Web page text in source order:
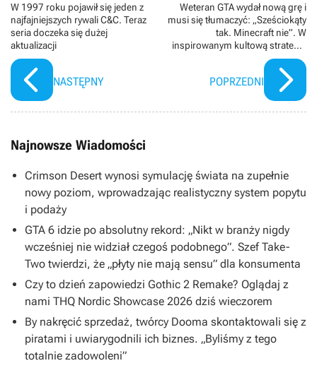
W 1997 roku pojawił się jeden z
najfajniejszych rywali C&C. Teraz
seria doczeka się dużej
aktualizacji
NASTĘPNY
Weteran GTA wydał nową grę i
musi się tłumaczyć: „Sześciokąty
tak. Minecraft nie”. W
inspirowanym kultową strategią
Plentiful „jedna iskra może spalić
wszystko”
POPRZEDNI
Najnowsze Wiadomości
Crimson Desert wynosi symulację świata na zupełnie
nowy poziom, wprowadzając realistyczny system popytu
i podaży
GTA 6 idzie po absolutny rekord: „Nikt w branży nigdy
wcześniej nie widział czegoś podobnego”. Szef Take-
Two twierdzi, że „płyty nie mają sensu” dla konsumenta
Czy to dzień zapowiedzi Gothic 2 Remake? Oglądaj z
nami THQ Nordic Showcase 2026 dziś wieczorem
By nakręcić sprzedaż, twórcy Dooma skontaktowali się z
piratami i uwiarygodnili ich biznes. „Byliśmy z tego
totalnie zadowoleni”